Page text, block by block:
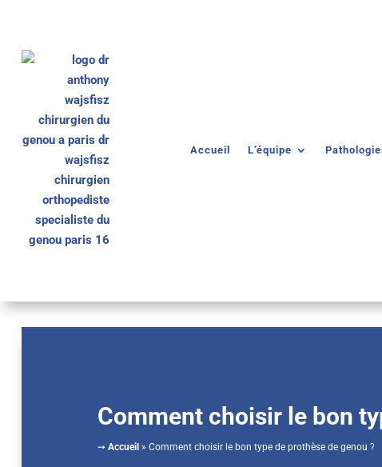
Accueil L’équipe
Comment choisir le bon
➙Accueil »Comment choisir le bon type de prothèse de genou ?